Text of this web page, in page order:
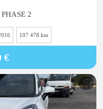
2
107 478 km
€